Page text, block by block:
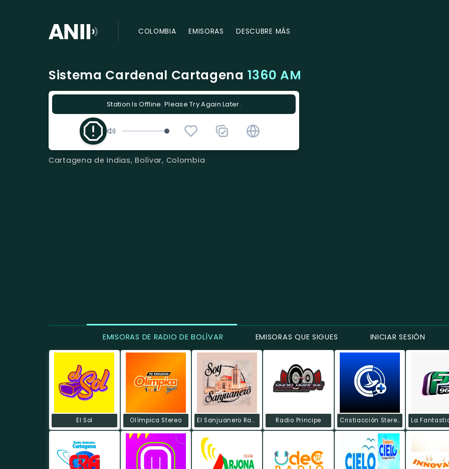
COLOMBIA EMISORAS DESCUBRE MÁS
Sistema Cardenal Cartagena 1360 AM
Station Is Offline. Please Try Again Later.
Cartagena de Indias, Bolívar, Colombia
EMISORAS DE RADIO DE BOLÍVAR EMISORAS QUE SIGUES INICIAR SESIÓN
El Sol Olímpica Stereo El Sanjuanero Radio Radio Principe Cristiacción Stereo